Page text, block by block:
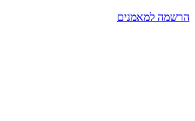
הרשמה למאמנים